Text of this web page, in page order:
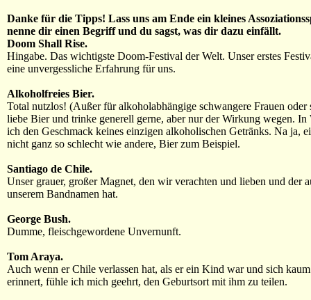
Danke für die Tipps! Lass uns am Ende ein kleines
nenne dir einen Begriff und du sagst, was dir dazu einfällt.
Doom Shall Rise.
Hingabe. Das wichtigste Doom-Festival der Welt. Unser erstes
eine unvergessliche Erfahrung für uns.
Alkoholfreies Bier.
Total nutzlos! (Außer für alkoholabhängige schwangere Frauen oder
liebe Bier und trinke generell gerne, aber nur der Wirkung wegen. In
ich den Geschmack keines einzigen alkoholischen Getränks. Na ja,
nicht ganz so schlecht wie andere, Bier zum Beispiel.
Santiago de Chile.
Unser grauer, großer Magnet, den wir verachten und lieben und der
unserem Bandnamen hat.
George Bush.
Dumme, fleischgewordene Unvernunft.
Tom Araya.
Auch wenn er Chile verlassen hat, als er ein Kind war und sich
erinnert, fühle ich mich geehrt, den Geburtsort mit ihm zu teilen.